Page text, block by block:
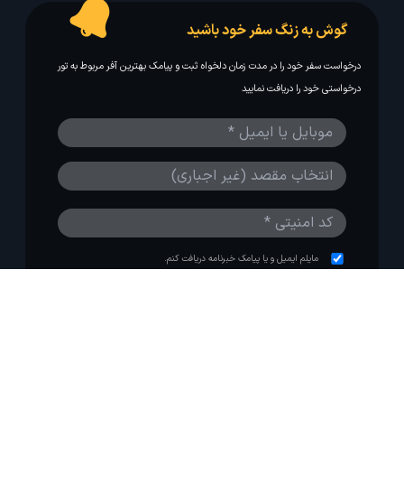
گوش به زنگ سفر خود باشید
درخواست سفر خود را در مدت زمان دلخواه ثبت و پیامک بهترین آفر مربوط به تور
درخواستی خود را دریافت نمایید
مایلم ایمیل و یا پیامک خبرنامه دریافت کنم.